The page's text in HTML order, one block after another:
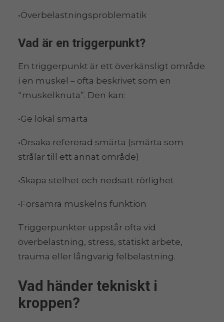
•Överbelastningsproblematik
Vad är en triggerpunkt?
En triggerpunkt är ett överkänsligt område
i en muskel – ofta beskrivet som en
“muskelknuta”. Den kan:
•Ge lokal smärta
•Orsaka refererad smärta (smärta som
strålar till ett annat område)
•Skapa stelhet och nedsatt rörlighet
•Försämra muskelns funktion
Triggerpunkter uppstår ofta vid
överbelastning, stress, statiskt arbete,
trauma eller långvarig felbelastning.
Vad händer tekniskt i
kroppen?